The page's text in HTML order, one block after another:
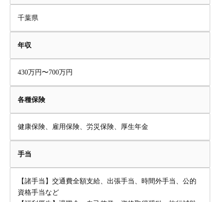
千葉県
年収
430万円〜700万円
各種保険
健康保険、雇用保険、労災保険、厚生年金
手当
【諸手当】交通費全額支給、出張手当、時間外手当、公的
資格手当など